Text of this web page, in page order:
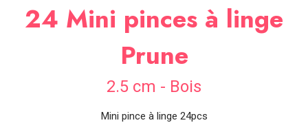
24 Mini pinces à linge
Prune
2.5 cm - Bois
Mini pince à linge 24pcs